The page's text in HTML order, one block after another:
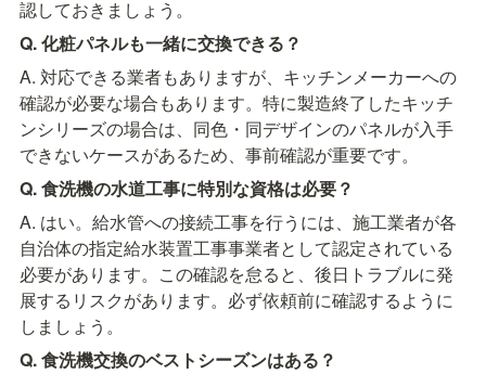
認しておきましょう。
Q. 化粧パネルも一緒に交換できる？
A. 対応できる業者もありますが、キッチンメーカーへの
確認が必要な場合もあります。特に製造終了したキッチ
ンシリーズの場合は、同色・同デザインのパネルが入手
できないケースがあるため、事前確認が重要です。
Q. 食洗機の水道工事に特別な資格は必要？
A. はい。給水管への接続工事を行うには、施工業者が各
自治体の指定給水装置工事事業者として認定されている
必要があります。この確認を怠ると、後日トラブルに発
展するリスクがあります。必ず依頼前に確認するように
しましょう。
Q. 食洗機交換のベストシーズンはある？